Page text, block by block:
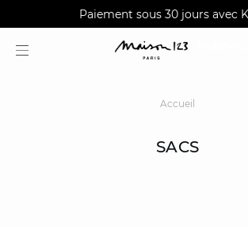
Livraisons et retours gratuits en
AGUA : Découvrez notre nouvelle
Paiement sous 30 jours avec
Accueil
SACS